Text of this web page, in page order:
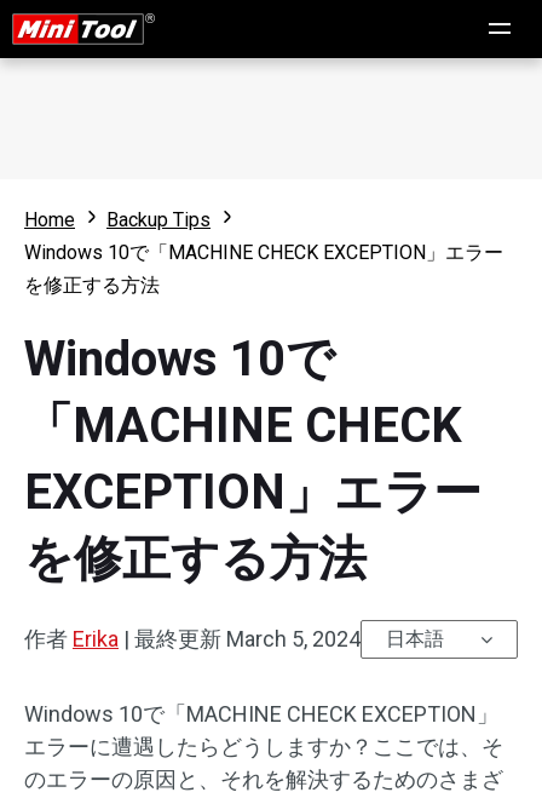
Home
Backup Tips
Windows 10で「MACHINE CHECK EXCEPTION」エラー
を修正する方法
Windows 10で
「MACHINE CHECK
EXCEPTION」エラー
を修正する方法
作者 Erika | 最終更新 March 5, 2024 日本語
Windows 10で「MACHINE CHECK EXCEPTION」
エラーに遭遇したらどうしますか？ここでは、そ
のエラーの原因と、それを解決するためのさまざ